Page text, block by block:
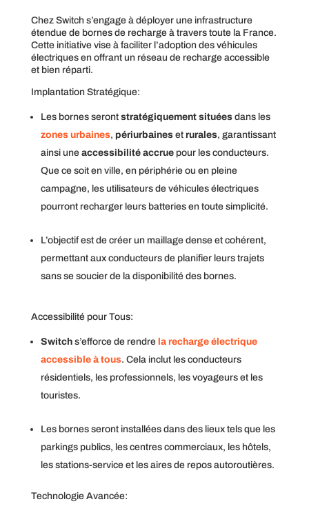
Chez Switch s’engage à déployer une infrastructure
étendue de bornes de recharge à travers toute la France.
Cette initiative vise à faciliter l’adoption des véhicules
électriques en offrant un réseau de recharge accessible
et bien réparti.
Implantation Stratégique:
Les bornes seront stratégiquement situéesdans les
zones urbaines, périurbaineset rurales, garantissant
ainsi une accessibilité accruepour les conducteurs.
Que ce soit en ville, en périphérie ou en pleine
campagne, les utilisateurs de véhicules électriques
pourront recharger leurs batteries en toute simplicité.
L’objectif est de créer un maillage dense et cohérent,
permettant aux conducteurs de planifier leurs trajets
sans se soucier de la disponibilité des bornes.
Accessibilité pour Tous:
Switchs’efforce de rendre la recharge électrique
accessible à tous. Cela inclut les conducteurs
résidentiels, les professionnels, les voyageurs et les
touristes.
Les bornes seront installées dans des lieux tels que les
parkings publics, les centres commerciaux, les hôtels,
les stations-service et les aires de repos autoroutières.
Technologie Avancée: